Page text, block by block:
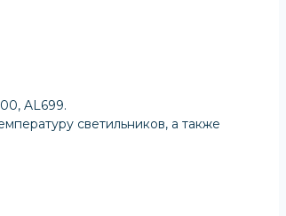
AL699.
светильников, а также